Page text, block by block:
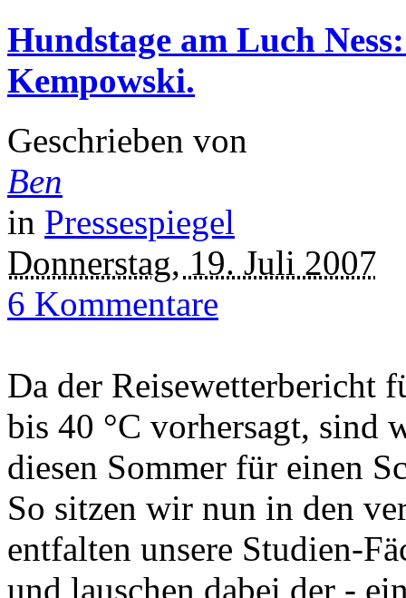
Hundstage am Luch
Kempowski.
Geschrieben von
Ben
in Pressespiegel
Donnerstag, 19. Juli 2007
6 Kommentare
Da der Reisewetterbericht
bis 40 °C vorhersagt, sind
diesen Sommer für einen
So sitzen wir nun in den
entfalten unsere Studien-
und lauschen dabei der -